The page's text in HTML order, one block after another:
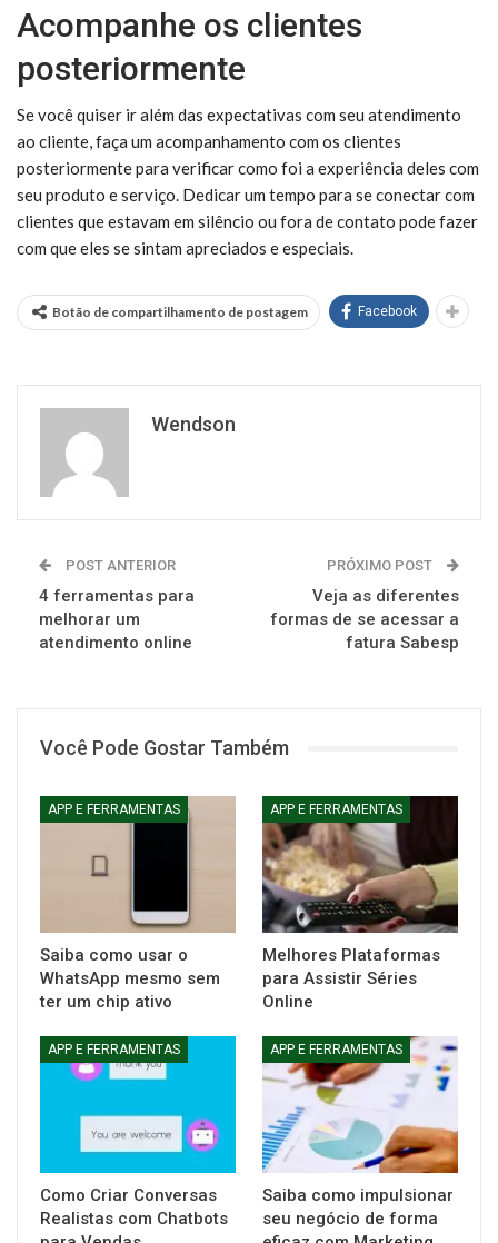
Acompanhe os clientes
posteriormente
Se você quiser ir além das expectativas com seu atendimento
ao cliente, faça um acompanhamento com os clientes
posteriormente para verificar como foi a experiência deles com
seu produto e serviço. Dedicar um tempo para se conectar com
clientes que estavam em silêncio ou fora de contato pode fazer
com que eles se sintam apreciados e especiais.
Botão de compartilhamento de postagem Facebook
Wendson
POST ANTERIOR
4 ferramentas para
melhorar um
atendimento online
PRÓXIMO POST
Veja as diferentes
formas de se acessar a
fatura Sabesp
Você Pode Gostar Também
APP E FERRAMENTAS
Saiba como usar o
WhatsApp mesmo sem
ter um chip ativo
APP E FERRAMENTAS
Melhores Plataformas
para Assistir Séries
Online
APP E FERRAMENTAS
Como Criar Conversas
Realistas com Chatbots
APP E FERRAMENTAS
Saiba como impulsionar
seu negócio de forma